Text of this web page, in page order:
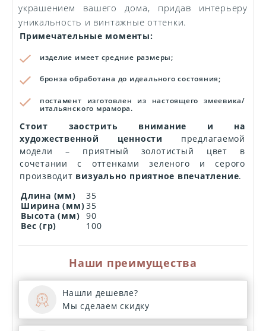
украшением вашего дома, придав интерьеру
уникальность и винтажные оттенки.
Примечательные моменты:
изделие имеет средние размеры;
бронза обработана до идеального состояния;
постамент изготовлен из настоящего змеевика/
итальянского мрамора.
Стоит заострить внимание и на
художественной ценности
предлагаемой
модели – приятный золотистый цвет в
сочетании с оттенками зеленого и серого
производит визуально приятное впечатление.
Длина (мм)
35
Ширина (мм)35
Высота (мм)
90
Вес (гр)
100
Наши преимущества
Нашли дешевле?
Мы сделаем скидку